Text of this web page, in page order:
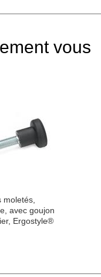
vous
moletés,
avec goujon
Ergostyle®